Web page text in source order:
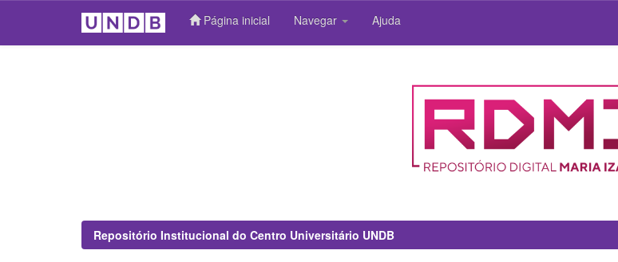
Página inicial Navegar Ajuda
Repositório Institucional do Centro Universitário UNDB